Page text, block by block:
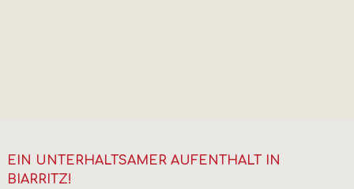
EIN UNTERHALTSAMER AUFENTHALT IN
BIARRITZ!